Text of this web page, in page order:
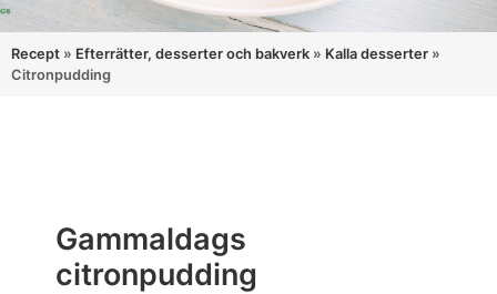
Recept » Efterrätter, desserter och bakverk » Kalla desserter »
Citronpudding
Gammaldags
citronpudding